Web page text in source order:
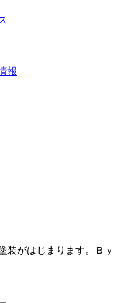
報
装がはじまります。Ｂｙ